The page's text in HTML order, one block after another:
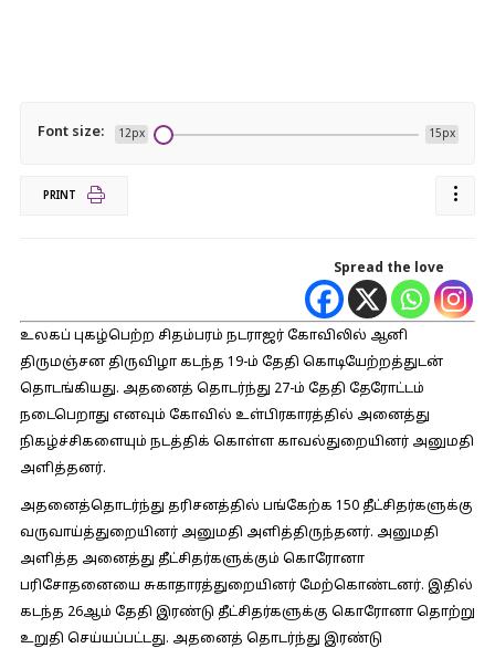
Font size: 12px 15px
PRINT
Spread the love
உலகப் புகழ்பெற்ற சிதம்பரம் நடராஜர் கோவிலில் ஆனி
திருமஞ்சன திருவிழா கடந்த 19-ம் தேதி கொடியேற்றத்துடன்
தொடங்கியது. அதனைத் தொடர்ந்து 27-ம் தேதி தேரோட்டம்
நடைபெறாது எனவும் கோவில் உள்பிரகாரத்தில் அனைத்து
நிகழ்ச்சிகளையும் நடத்திக் கொள்ள காவல்துறையினர் அனுமதி
அளித்தனர்.
அதனைத்தொடர்ந்து தரிசனத்தில் பங்கேற்க 150 தீட்சிதர்களுக்கு
வருவாய்த்துறையினர் அனுமதி அளித்திருந்தனர். அனுமதி
அளித்த அனைத்து தீட்சிதர்களுக்கும் கொரோனா
பரிசோதனையை சுகாதாரத்துறையினர் மேற்கொண்டனர். இதில்
கடந்த 26ஆம் தேதி இரண்டு தீட்சிதர்களுக்கு கொரோனா தொற்று
உறுதி செய்யப்பட்டது. அதனைத் தொடர்ந்து இரண்டு